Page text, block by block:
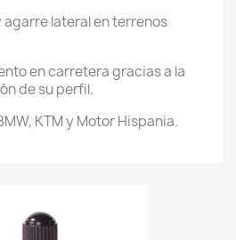
lateral en terrenos
en carretera gracias a la
de su perfil.
KTM y Motor Hispania.